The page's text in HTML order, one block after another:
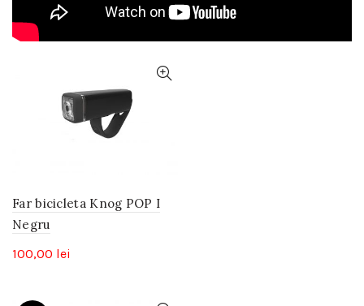
Far bicicleta Knog POP I
Negru
100,00 lei